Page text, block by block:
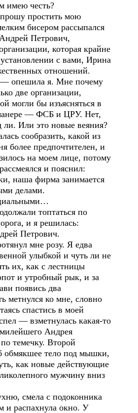
имею честь?
простить мою
бисером рассыпался
Петрович,
которая крайне
установлении с вами, Ирина
отношений.
опешила я. Мне почему
две организации,
могли бы изъясняться в
— ФСБ и ЦРУ. Нет,
Или это новые веяния?
сообразить, какой из
более предпочтителен, и
на моем лице, потому
и пояснил:
наша фирма занимается
делами.
топтаться по
и я решилась:
Петрович.
мне розу. Я едва
улыбкой и чуть ли не
их, как с лестницы
и утробный рык, и за
появись два
метнулся ко мне, словно
спастись в моей
— взметнулась какая-то
Андрея
темечку. Второй
обмякшее тело под мышки,
как новые действующие
мужчину вниз
смела с подоконника
и распахнула окно. У